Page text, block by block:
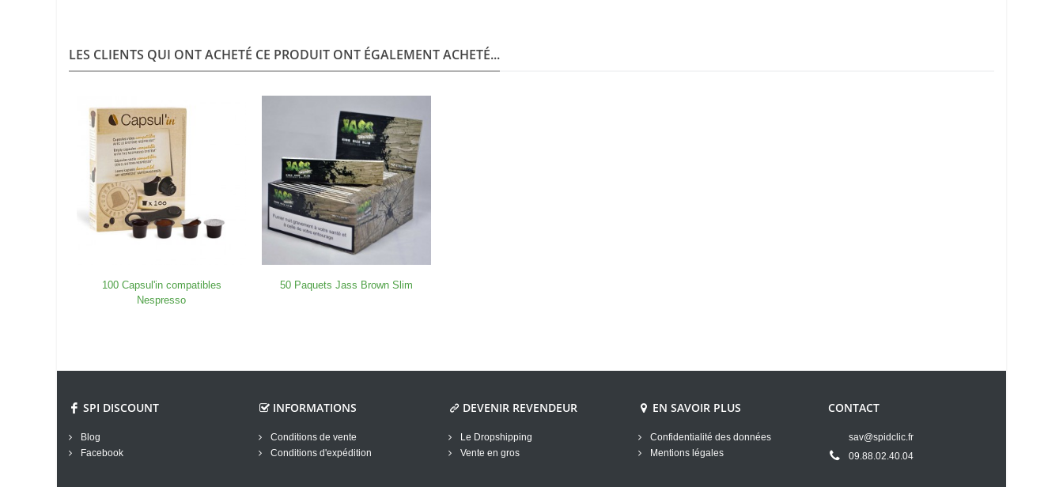
LES CLIENTS QUI ONT ACHETÉ CE PRODUIT ONT ÉGALEMENT ACHETÉ...
100 Capsul'in compatibles
Nespresso
50 Paquets Jass Brown Slim
SPI DISCOUNT
Blog
Facebook
INFORMATIONS
Conditions de vente
Conditions d'expédition
DEVENIR REVENDEUR
Le Dropshipping
Vente en gros
EN SAVOIR PLUS
Confidentialité des données
Mentions légales
CONTACT
sav@spidclic.fr
09.88.02.40.04